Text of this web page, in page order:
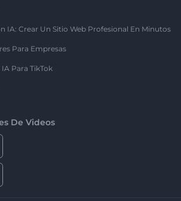
IA: Crear Un Sitio Web Profesional En Minutos
Para Empresas
Para TikTok
De Videos